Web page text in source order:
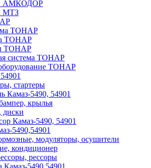
АМКОДОР
МТЗ
ТОНАР
ТОНАР
ТОНАР
система ТОНАР
ТОНАР
стартеры
Камаз-5490, 54901
крылья
диски
Камаз-5490, 54901
5490,54901
модуляторы, осушители
кондиционер
рессоры
Камаз-5490,54901